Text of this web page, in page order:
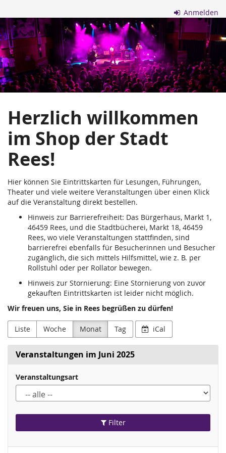
Haupt-
Inhalt
springen
Anmelden
Stadt
Rees
Herzlich willkommen
im Shop der Stadt
Rees!
Hier können Sie Eintrittskarten für Lesungen, Führungen,
Theater und viele weitere Veranstaltungen über einen Klick
auf die Veranstaltung direkt bestellen.
Hinweis zur Barrierefreiheit: Das Bürgerhaus, Markt 1,
46459 Rees, und die Stadtbücherei, Markt 18, 46459
Rees, wo viele Veranstaltungen stattfinden, sind
barrierefrei ebenfalls für Besucherinnen und Besucher
zugänglich, die sich mittels Hilfsmittel, wie z. B. per
Rollstuhl oder per Rollator bewegen.
Hinweis zur Stornierung: Eine Stornierung von zuvor
gekauften Eintrittskarten ist leider nicht möglich.
Wir freuen uns, Sie in Rees begrüßen zu dürfen!
Liste Woche Monat Tag iCal
Veranstaltungen im Juni 2025
Veranstaltungsart
Filter